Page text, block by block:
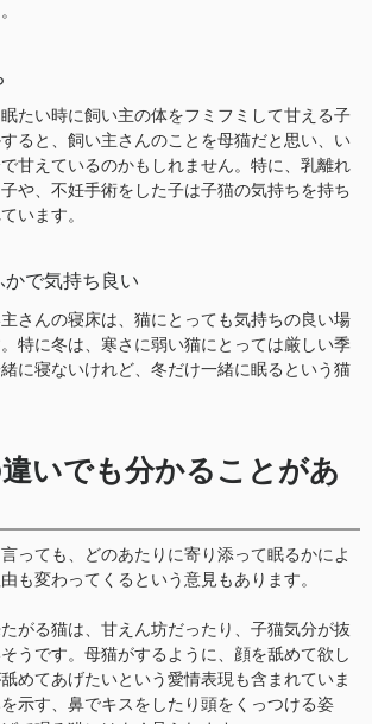
たい時に飼い主の体をフミフミして甘える子
ると、飼い主さんのことを母猫だと思い、い
甘えているのかもしれません。特に、乳離れ
や、不妊手術をした子は子猫の気持ちを持ち
います。
で気持ち良い
さんの寝床は、猫にとっても気持ちの良い場
特に冬は、寒さに弱い猫にとっては厳しい季
に寝ないけれど、冬だけ一緒に眠るという猫
いでも分かることがあ
っても、どのあたりに寄り添って眠るかによ
も変わってくるという意見もあります。
がる猫は、甘えん坊だったり、子猫気分が抜
うです。母猫がするように、顔を舐めて欲し
めてあげたいという愛情表現も含まれていま
示す、鼻でキスをしたり頭をくっつける姿